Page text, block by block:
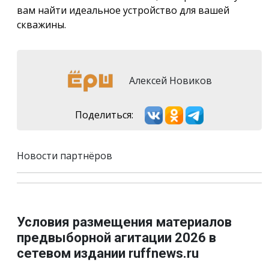
вам найти идеальное устройство для вашей
скважины.
Алексей Новиков
Поделиться:
Новости партнёров
Условия размещения материалов
предвыборной агитации 2026 в
сетевом издании ruffnews.ru